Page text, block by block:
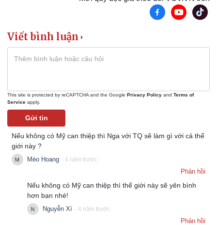
Viết bình luận
This site is protected by reCAPTCHA and the Google Privacy Policy and Terms of
Service apply.
Gửi tin
Nếu không có Mỹ can thiệp thì Nga với TQ sẽ làm gì với cả thế
giới này ?
Mèo Hoang - 4 năm trước
Phản hồi
Nếu không có Mỹ can thiệp thì thế giới này sẽ yên bình
hơn bạn nhé!
Nguyễn Xí - 4 năm trước
Phản hồi